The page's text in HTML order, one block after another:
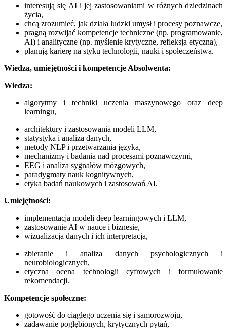
interesują się AI i jej zastosowaniami w różnych dziedzinach
życia,
chcą zrozumieć, jak działa ludzki umysł i procesy poznawcze,
pragną rozwijać kompetencje techniczne (np. programowanie,
AI) i analityczne (np. myślenie krytyczne, refleksja etyczna),
planują karierę na styku technologii, nauki i społeczeństwa.
Wiedza, umiejętności i kompetencje Absolwenta:
Wiedza:
algorytmy i techniki uczenia maszynowego oraz deep
learningu,
architektury i zastosowania modeli LLM,
statystyka i analiza danych,
metody NLP i przetwarzania języka,
mechanizmy i badania nad procesami poznawczymi,
EEG i analiza sygnałów mózgowych,
paradygmaty nauk kognitywnych,
etyka badań naukowych i zastosowań AI.
Umiejętności:
implementacja modeli deep learningowych i LLM,
zastosowanie AI w nauce i biznesie,
wizualizacja danych i ich interpretacja,
zbieranie i analiza danych psychologicznych i
neurobiologicznych,
etyczna ocena technologii cyfrowych i formułowanie
rekomendacji.
Kompetencje społeczne:
gotowość do ciągłego uczenia się i samorozwoju,
zadawanie pogłębionych, krytycznych pytań,